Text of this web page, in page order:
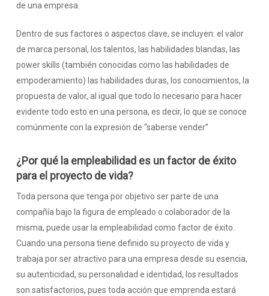
de una empresa.
Dentro de sus factores o aspectos clave, se incluyen: el valor
de marca personal, los talentos, las habilidades blandas, las
power skills (también conocidas como las habilidades de
empoderamiento) las habilidades duras, los conocimientos, la
propuesta de valor, al igual que todo lo necesario para hacer
evidente todo esto en una persona, es decir, lo que se conoce
comúnmente con la expresión de “saberse vender”
¿Por qué la empleabilidad es un factor de éxito
para el proyecto de vida?
Toda persona que tenga por objetivo ser parte de una
compañía bajo la figura de empleado o colaborador de la
misma, puede usar la empleabilidad como factor de éxito.
Cuando una persona tiene definido su proyecto de vida y
trabaja por ser atractivo para una empresa desde su esencia,
su autenticidad, su personalidad e identidad, los resultados
son satisfactorios, pues toda acción que emprenda estará